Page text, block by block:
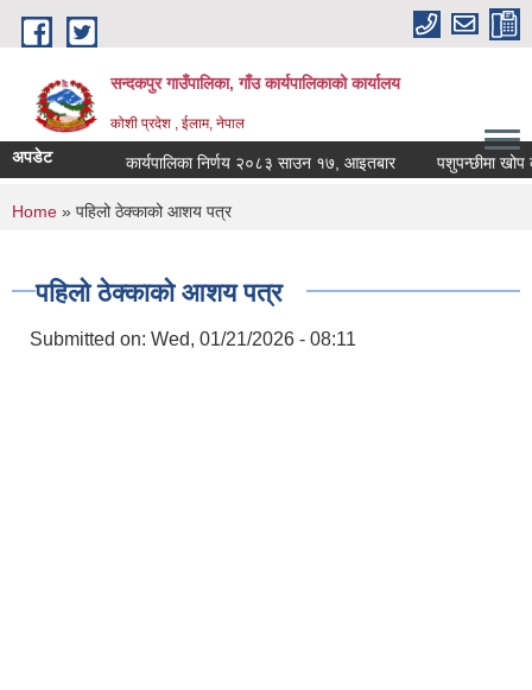
Skip to main content
सन्दकपुर गाउँपालिका, गाँउ कार्यपालिकाको कार्यालय
कोशी प्रदेश , ईलाम, नेपाल
अपडेट कार्यपालिका निर्णय २०८३ साउन १७, आइतबार पशुपन्छीमा खोप
You are here
Home » पहिलो ठेक्काको आशय पत्र
पहिलो ठेक्काको आशय पत्र
Submitted on: Wed, 01/21/2026 - 08:11